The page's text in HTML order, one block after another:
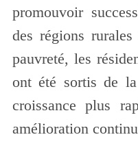
promouvoir
des régions
pauvreté, les
ont été sortis de
croissance plus
amélioration